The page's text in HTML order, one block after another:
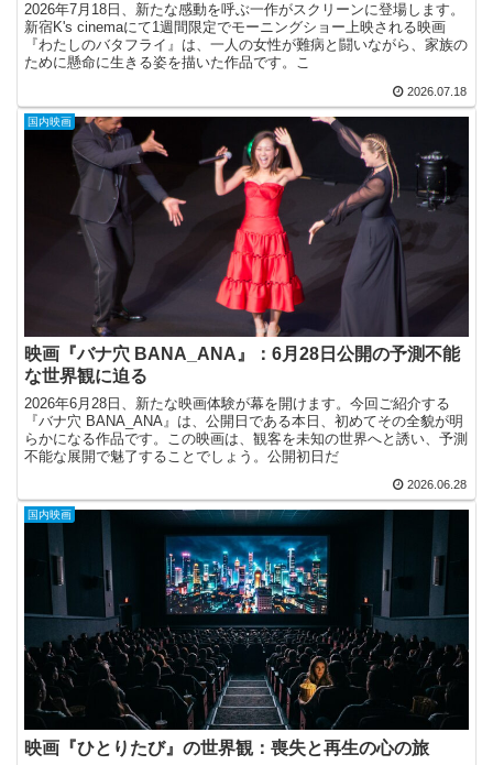
2026年7月18日、新たな感動を呼ぶ一作がスクリーンに登場します。
新宿K's cinemaにて1週間限定でモーニングショー上映される映画
『わたしのバタフライ』は、一人の女性が難病と闘いながら、家族の
ために懸命に生きる姿を描いた作品です。こ
2026.07.18
国内映画
映画『バナ穴 BANA_ANA』：6月28日公開の予測不能
な世界観に迫る
2026年6月28日、新たな映画体験が幕を開けます。今回ご紹介する
『バナ穴 BANA_ANA』は、公開日である本日、初めてその全貌が明
らかになる作品です。この映画は、観客を未知の世界へと誘い、予測
不能な展開で魅了することでしょう。公開初日だ
2026.06.28
国内映画
映画『ひとりたび』の世界観：喪失と再生の心の旅